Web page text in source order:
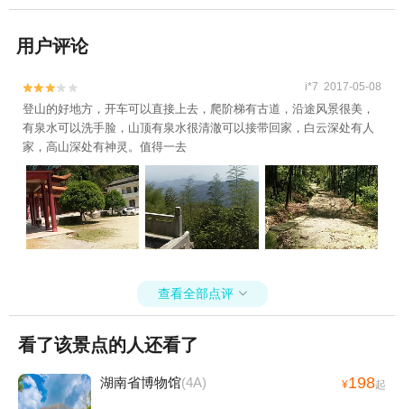
用户评论

 i*7 2017-05-08
登山的好地方，开车可以直接上去，爬阶梯有古道，沿途风景很美，
有泉水可以洗手脸，山顶有泉水很清澈可以接带回家，白云深处有人
家，高山深处有神灵。值得一去
查看全部点评 
看了该景点的人还看了
湖南省博物馆(4A) ¥198起